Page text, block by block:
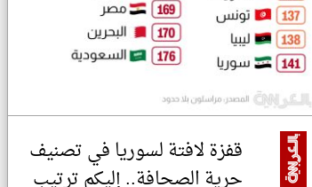
قفزة لافتة لسوريا في تصنيف
حرية الصحافة.. إليكم ترتيب